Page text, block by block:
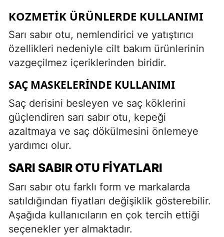
KOZMETIK ÜRÜNLERDE KULLANIMI
Sarı sabır otu, nemlendirici ve yatıştırıcı
özellikleri nedeniyle cilt bakım ürünlerinin
vazgeçilmez içeriklerinden biridir.
SAÇ MASKELERINDE KULLANIMI
Saç derisini besleyen ve saç köklerini
güçlendiren sarı sabır otu, kepeği
azaltmaya ve saç dökülmesini önlemeye
yardımcı olur.
SARI SABIR OTU FIYATLARI
Sarı sabır otu farklı form ve markalarda
satıldığından fiyatları değişiklik gösterebilir.
Aşağıda kullanıcıların en çok tercih ettiği
seçenekler yer almaktadır.